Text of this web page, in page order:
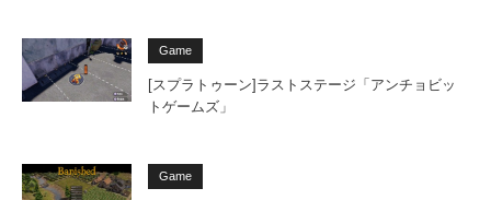
Game
[スプラトゥーン]ラストステージ「アンチョビッ
トゲームズ」
Game